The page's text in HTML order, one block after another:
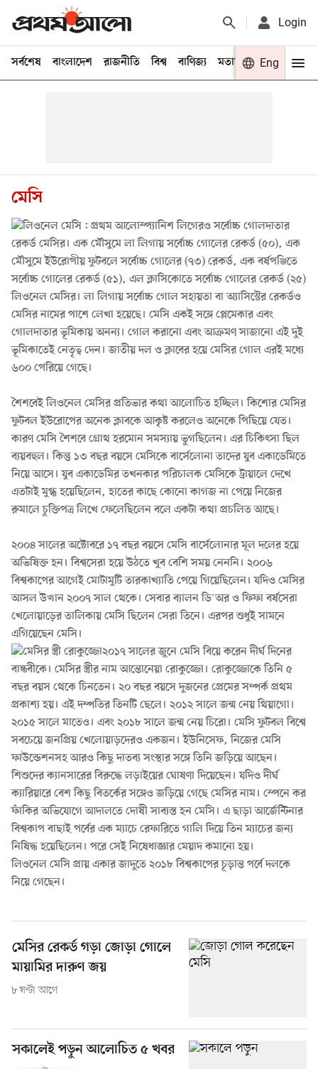
Login
সর্বশেষ বাংলাদেশ রাজনীতি বিশ্ব বাণিজ্য মতামত খেলা
Eng
মেসি
স্প্যানিশ লিগেরও সর্বোচ্চ গোলদাতার
রেকর্ড মেসির। এক মৌসুমে লা লিগায় সর্বোচ্চ গোলের রেকর্ড (৫০), এক
মৌসুমে ইউরোপীয় ফুটবলে সর্বোচ্চ গোলের (৭৩) রেকর্ড, এক বর্ষপঞ্জিতে
সর্বোচ্চ গোলের রেকর্ড (৫১), এল ক্লাসিকোতে সর্বোচ্চ গোলের রেকর্ড (২৫)
লিওনেল মেসির। লা লিগায় সর্বোচ্চ গোল সহায়তা বা অ্যাসিস্টের রেকর্ডও
মেসির নামের পাশে লেখা হয়েছে। মেসি একই সঙ্গে প্লেমেকার এবং
গোলদাতার ভূমিকায় অনন্য। গোল করানো এবং আক্রমণ সাজানো এই দুই
ভূমিকাতেই নেতৃত্ব দেন। জাতীয় দল ও ক্লাবের হয়ে মেসির গোল এরই মধ্যে
৬০০ পেরিয়ে গেছে।
শৈশবেই লিওনেল মেসির প্রতিভার কথা আলোচিত হচ্ছিল। কিশোর মেসির
ফুটবল ইউরোপের অনেক ক্লাবকে আকৃষ্ট করলেও অনেকে পিছিয়ে যেত।
কারণ মেসি শৈশবে গ্রোথ হরমোন সমস্যায় ভুগছিলেন। এর চিকিৎসা ছিল
ব্যয়বহুল। কিন্তু ১৩ বছর বয়সে মেসিকে বার্সেলোনা তাদের যুব একাডেমিতে
নিয়ে আসে। যুব একাডেমির তখনকার পরিচালক মেসিকে ট্রায়ালে দেখে
এতটাই মুগ্ধ হয়েছিলেন, হাতের কাছে কোনো কাগজ না পেয়ে নিজের
রুমালে চুক্তিপত্র লিখে ফেলেছিলেন বলে একটা কথা প্রচলিত আছে।
২০০৪ সালের অক্টোবরে ১৭ বছর বয়সে মেসি বার্সেলোনার মূল দলের হয়ে
অভিষিক্ত হন। বিশ্বসেরা হয়ে উঠতে খুব বেশি সময় নেননি। ২০০৬
বিশ্বকাপের আগেই মোটামুটি তারকাখ্যাতি পেয়ে গিয়েছিলেন। যদিও মেসির
আসল উত্থান ২০০৭ সাল থেকে। সেবার ব্যালন ডি'অর ও ফিফা বর্ষসেরা
খেলোয়াড়ের তালিকায় মেসি ছিলেন সেরা তিনে। এরপর শুধুই সামনে
এগিয়েছেন মেসি।
২০১৭ সালের জুনে মেসি বিয়ে করেন দীর্ঘ দিনের
বান্ধবীকে। মেসির স্ত্রীর নাম আন্তোনেয়া রোকুজ্জো। রোকুজ্জোকে তিনি ৫
বছর বয়স থেকে চিনতেন। ২০ বছর বয়সে দুজনের প্রেমের সম্পর্ক প্রথম
প্রকাশ্য হয়। এই দম্পতির তিনটি ছেলে। ২০১২ সালে জন্ম নেয় থিয়াগো।
২০১৫ সালে মাতেও। এবং ২০১৮ সালে জন্ম নেয় চিরো। মেসি ফুটবল বিশ্বে
সবচেয়ে জনপ্রিয় খেলোয়াড়দেরও একজন। ইউনিসেফ, নিজের মেসি
ফাউন্ডেশনসহ আরও কিছু দাতব্য সংস্থার সঙ্গে তিনি জড়িয়ে আছেন।
শিশুদের ক্যানসারের বিরুদ্ধে লড়াইয়ের ঘোষণা দিয়েছেন। যদিও দীর্ঘ
ক্যারিয়ারে বেশ কিছু বিতর্কের সঙ্গেও জড়িয়ে গেছে মেসির নাম। স্পেনে কর
ফাঁকির অভিযোগে আদালতে দোষী সাব্যস্ত হন মেসি। এ ছাড়া আর্জেন্টিনার
বিশ্বকাপ বাছাই পর্বের এক ম্যাচে রেফারিতে গালি দিয়ে তিন ম্যাচের জন্য
নিষিদ্ধ হয়েছিলেন। পরে সেই নিষেধাজ্ঞার মেয়াদ কমানো হয়।
লিওনেল মেসি প্রায় একার জাদুতে ২০১৮ বিশ্বকাপেরচূড়ান্ত পর্বে দলকে
নিয়ে গেছেন।
মেসির রেকর্ড গড়া জোড়া গোলে
মায়ামির দারুণ জয়
৮ ঘণ্টা আগে
সকালেই পড়ুন আলোচিত ৫ খবর